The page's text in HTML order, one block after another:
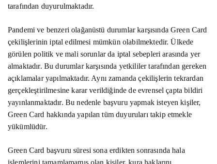
tarafından duyurulmaktadır.
Pandemi ve benzeri olağanüstü durumlar karşısında Green Card
çekilişlerinin iptal edilmesi mümkün olabilmektedir. Ülkede
görülen politik ve mali sorunlar da iptal sebepleri arasında yer
almaktadır. Bu durumlar karşısında yetkililer tarafından gereken
açıklamalar yapılmaktadır. Aynı zamanda çekilişlerin tekrardan
gerçekleştirilmesine karar verildiğinde de evrensel çapta bildiri
yayınlanmaktadır. Bu nedenle başvuru yapmak isteyen kişiler,
Green Card hakkında yapılan tüm duyuruları takip etmekle
yükümlüdür.
Green Card başvuru süresi sona erdikten sonrasında hala
işlemlerini tamamlamamış olan kişiler, kura haklarını